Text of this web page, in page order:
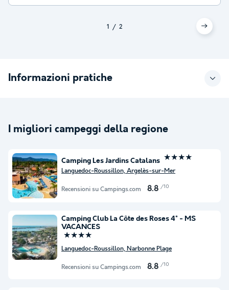
1 2
Informazioni pratiche
I migliori campeggi della regione
Camping Les Jardins Catalans ★★★★
Languedoc-Roussillon, Argelès-sur-Mer
Recensioni su Campings.com 8.8 /10
Camping Club La Côte des Roses 4* - MS
VACANCES
★★★★
Languedoc-Roussillon, Narbonne Plage
Recensioni su Campings.com 8.8 /10